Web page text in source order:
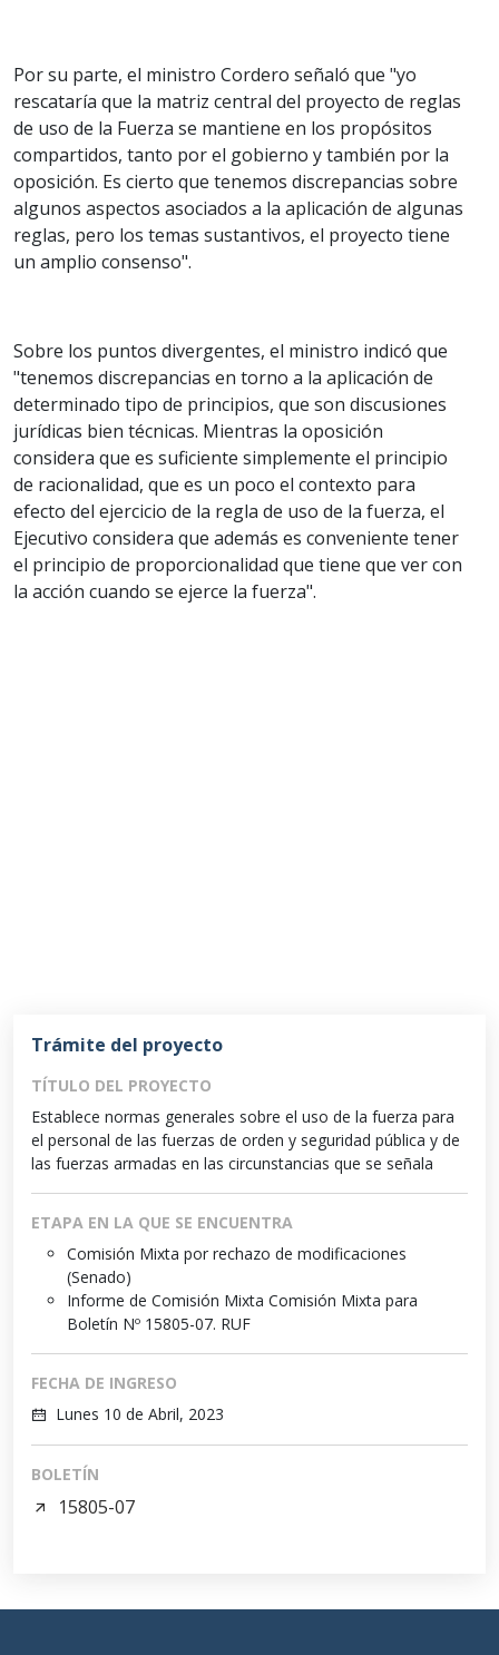
Por su parte, el ministro Cordero señaló que "yo
rescataría que la matriz central del proyecto de reglas
de uso de la Fuerza se mantiene en los propósitos
compartidos, tanto por el gobierno y también por la
oposición. Es cierto que tenemos discrepancias sobre
algunos aspectos asociados a la aplicación de algunas
reglas, pero los temas sustantivos, el proyecto tiene
un amplio consenso".
Sobre los puntos divergentes, el ministro indicó que
"tenemos discrepancias en torno a la aplicación de
determinado tipo de principios, que son discusiones
jurídicas bien técnicas. Mientras la oposición
considera que es suficiente simplemente el principio
de racionalidad, que es un poco el contexto para
efecto del ejercicio de la regla de uso de la fuerza, el
Ejecutivo considera que además es conveniente tener
el principio de proporcionalidad que tiene que ver con
la acción cuando se ejerce la fuerza".
Trámite del proyecto
TÍTULO DEL PROYECTO
Establece normas generales sobre el uso de la fuerza para
el personal de las fuerzas de orden y seguridad pública y de
las fuerzas armadas en las circunstancias que se señala
ETAPA EN LA QUE SE ENCUENTRA
Comisión Mixta por rechazo de modificaciones
(Senado)
Informe de Comisión Mixta Comisión Mixta para
Boletín Nº 15805-07. RUF
FECHA DE INGRESO
Lunes 10 de Abril, 2023
BOLETÍN
15805-07